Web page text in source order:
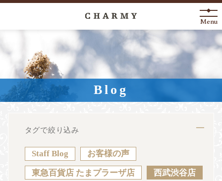
New Arrival
About
Engagement Ring
Anniversary
Menu
Blog
タグで絞り込み
Staff Blog お客様の声
東急百貨店 たまプラーザ店 西武渋谷店